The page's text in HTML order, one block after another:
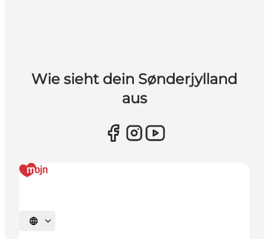
Wie sieht dein Sønderjylland
aus
Sprache auswählen